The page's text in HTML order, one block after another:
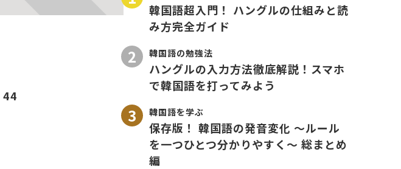
44
韓国語超入門！ ハングルの仕組みと読
み方完全ガイド
韓国語の勉強法
ハングルの入力方法徹底解説！スマホ
で韓国語を打ってみよう
韓国語を学ぶ
保存版！ 韓国語の発音変化 〜ルール
を一つひとつ分かりやすく〜 総まとめ
編